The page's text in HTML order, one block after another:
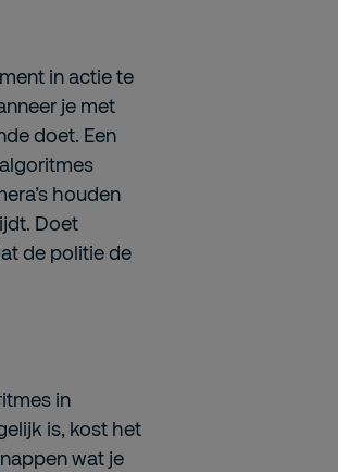
in actie te
je met
doet. Een
houden
Doet
de politie de
in
is, kost het
wat je